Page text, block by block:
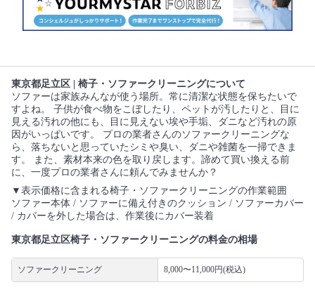
東京都足立区 | 椅子・ソファークリーニングについて
ソファーは家族みんなが使う場所。常に清潔な状態を保ちたいで
すよね。 子供が食べ物をこぼしたり、ペットが汚したりと、目に
見える汚れの他にも、目に見えない埃や手垢、ダニなど汚れの原
因がいっぱいです。 プロの業者さんのソファークリーニングな
ら、落ちないと思っていたシミや臭い、ダニや雑菌を一掃できま
す。 また、素材本来の色を取り戻します。諦めて買い換える前
に、一度プロの業者さんに頼んでみませんか？
▼表示価格に含まれる椅子・ソファークリーニングの作業範囲
ソファー本体 / ソファーに備え付きのクッション / ソファーカバー
/ カバーを外した場合は、作業後にカバー装着
東京都足立区椅子・ソファークリーニングの料金の相場
ソファークリーニング 8,000〜11,000円(税込)